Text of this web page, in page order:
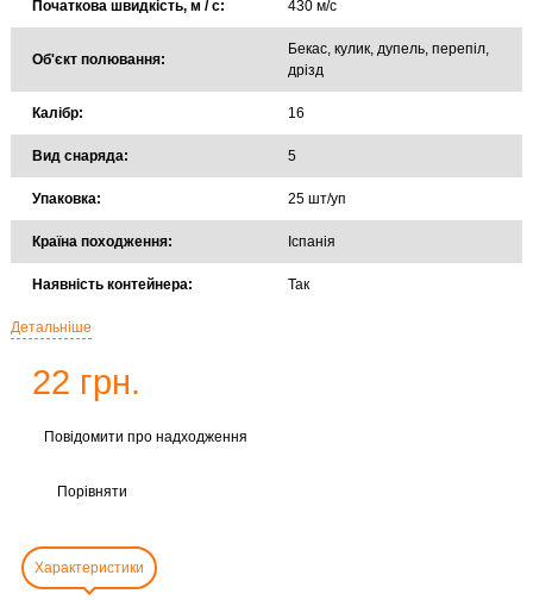
Початкова швидкість, м / с: 430 м/с
Об'єкт полювання:
Бекас, кулик, дупель, перепіл,
дрізд
Калібр: 16
Вид снаряда: 5
Упаковка: 25 шт/уп
Країна походження: Іспанія
Наявність контейнера: Так
Детальніше
22 грн.
Повідомити про надходження
Порівняти
Характеристики